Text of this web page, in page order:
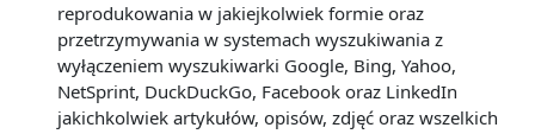
reprodukowania w jakiejkolwiek formie oraz
przetrzymywania w systemach wyszukiwania z
wyłączeniem wyszukiwarki Google, Bing, Yahoo,
NetSprint, DuckDuckGo, Facebook oraz LinkedIn
jakichkolwiek artykułów, opisów, zdjęć oraz wszelkich